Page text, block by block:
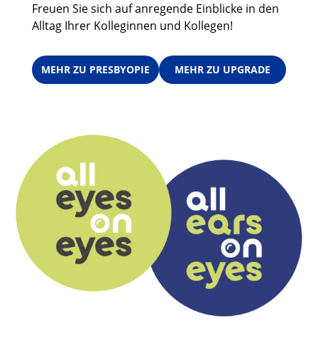
Freuen Sie sich auf anregende Einblicke in den
Alltag Ihrer Kolleginnen und Kollegen!
MEHR ZU PRESBYOPIE MEHR ZU UPGRADE